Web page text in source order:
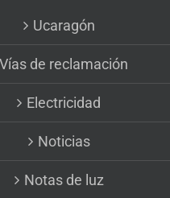
Ucaragón
Vías de reclamación
Electricidad
Noticias
Notas de luz